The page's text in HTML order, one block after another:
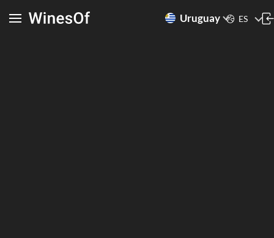
Uruguay ES